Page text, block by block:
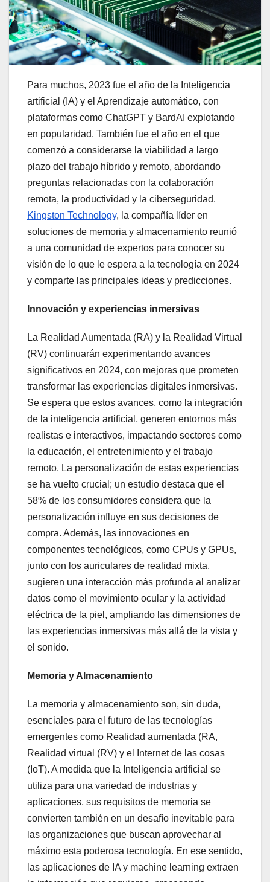
Para muchos, 2023 fue el año de la Inteligencia
artificial (IA) y el Aprendizaje automático, con
plataformas como ChatGPT y BardAI explotando
en popularidad. También fue el año en el que
comenzó a considerarse la viabilidad a largo
plazo del trabajo híbrido y remoto, abordando
preguntas relacionadas con la colaboración
remota, la productividad y la ciberseguridad.
Kingston Technology, la compañía líder en
soluciones de memoria y almacenamiento reunió
a una comunidad de expertos para conocer su
visión de lo que le espera a la tecnología en 2024
y comparte las principales ideas y predicciones.
Innovación y experiencias inmersivas
La Realidad Aumentada (RA) y la Realidad Virtual
(RV) continuarán experimentando avances
significativos en 2024, con mejoras que prometen
transformar las experiencias digitales inmersivas.
Se espera que estos avances, como la integración
de la inteligencia artificial, generen entornos más
realistas e interactivos, impactando sectores como
la educación, el entretenimiento y el trabajo
remoto. La personalización de estas experiencias
se ha vuelto crucial; un estudio destaca que el
58% de los consumidores considera que la
personalización influye en sus decisiones de
compra. Además, las innovaciones en
componentes tecnológicos, como CPUs y GPUs,
junto con los auriculares de realidad mixta,
sugieren una interacción más profunda al analizar
datos como el movimiento ocular y la actividad
eléctrica de la piel, ampliando las dimensiones de
las experiencias inmersivas más allá de la vista y
el sonido.
Memoria y Almacenamiento
La memoria y almacenamiento son, sin duda,
esenciales para el futuro de las tecnologías
emergentes como Realidad aumentada (RA,
Realidad virtual (RV) y el Internet de las cosas
(IoT). A medida que la Inteligencia artificial se
utiliza para una variedad de industrias y
aplicaciones, sus requisitos de memoria se
convierten también en un desafío inevitable para
las organizaciones que buscan aprovechar al
máximo esta poderosa tecnología. En ese sentido,
las aplicaciones de IA y machine learning extraen